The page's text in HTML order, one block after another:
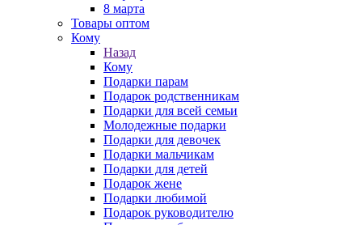
8 марта
Товары оптом
Кому
Назад
Кому
Подарки парам
Подарок родственникам
Подарки для всей семьи
Молодежные подарки
Подарки для девочек
Подарки мальчикам
Подарки для детей
Подарок жене
Подарки любимой
Подарок руководителю